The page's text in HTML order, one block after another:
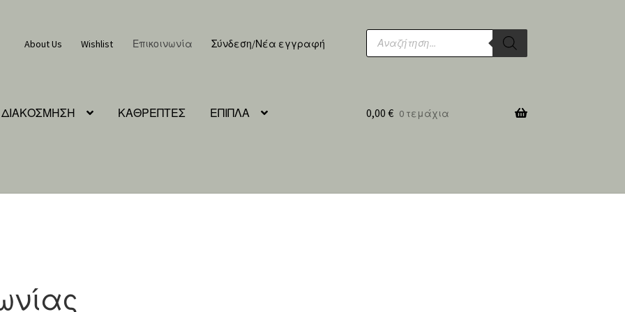
About Us Wishlist Επικοινωνία Σύνδεση/Νέα εγγραφή
Products
search
ΔΙΑΚΟΣΜΗΣΗ ΚΑΘΡΕΠΤΕΣ ΕΠΙΠΛΑ 0,00 € 0 τεμάχια